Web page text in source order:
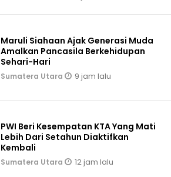
Maruli Siahaan Ajak Generasi Muda
Amalkan Pancasila Berkehidupan
Sehari-Hari
Sumatera Utara 9 jam lalu
PWI Beri Kesempatan KTA Yang Mati
Lebih Dari Setahun Diaktifkan
Kembali
Sumatera Utara 12 jam lalu